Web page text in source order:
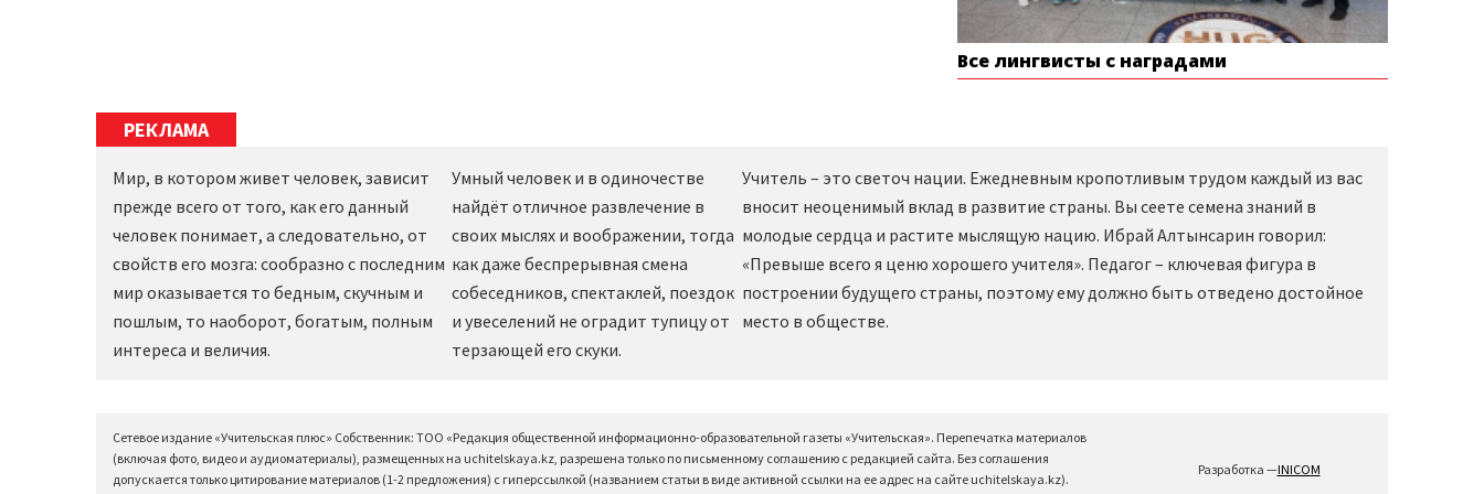
Все лингвисты с наградами
РЕКЛАМА
Мир, в котором живет человек, зависит
прежде всего от того, как его данный
человек понимает, а следовательно, от
свойств его мозга: сообразно с последним
мир оказывается то бедным, скучным и
пошлым, то наоборот, богатым, полным
интереса и величия.
Умный человек и в одиночестве
найдёт отличное развлечение в
своих мыслях и воображении, тогда
как даже беспрерывная смена
собеседников, спектаклей, поездок
и увеселений не оградит тупицу от
терзающей его скуки.
Учитель – это светоч нации. Ежедневным кропотливым трудом каждый из вас
вносит неоценимый вклад в развитие страны. Вы сеете семена знаний в
молодые сердца и растите мыслящую нацию. Ибрай Алтынсарин говорил:
«Превыше всего я ценю хорошего учителя». Педагог – ключевая фигура в
построении будущего страны, поэтому ему должно быть отведено достойное
место в обществе.
Сетевое издание «Учительская плюс» Собственник: ТОО «Редакция общественной информационно-образовательной газеты «Учительская». Перепечатка материалов
(включая фото, видео и аудиоматериалы), размещенных на uchitelskaya.kz, разрешена только по письменному соглашению с редакцией сайта. Без соглашения
допускается только цитирование материалов (1-2 предложения) с гиперссылкой (названием статьи в виде активной ссылки на ее адрес на сайте uchitelskaya.kz).
Разработка —INICOM